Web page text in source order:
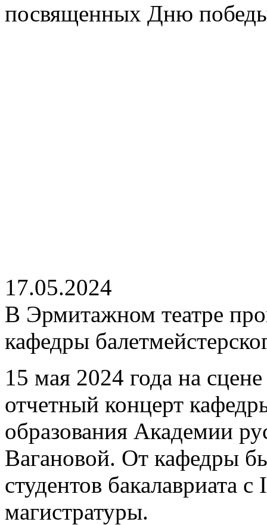
посвященных Дню
17.05.2024
В Эрмитажном театре
кафедры
15 мая 2024 года на
отчетный концерт
образования Академии
Вагановой. От кафедры
студентов бакалавриата
магистратуры.